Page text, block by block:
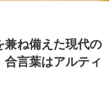
兼ね備えた現代の
言葉はアルティ